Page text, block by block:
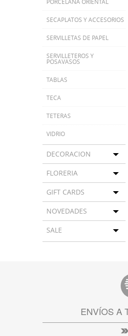
SECAPLATOS Y ACCESORIOS
SERVILLETAS DE PAPEL
SERVILLETEROS Y
POSAVASOS
TABLAS
TECA
TETERAS
VIDRIO
DECORACION
FLORERIA
GIFT CARDS
NOVEDADES
SALE
ENVÍOS A